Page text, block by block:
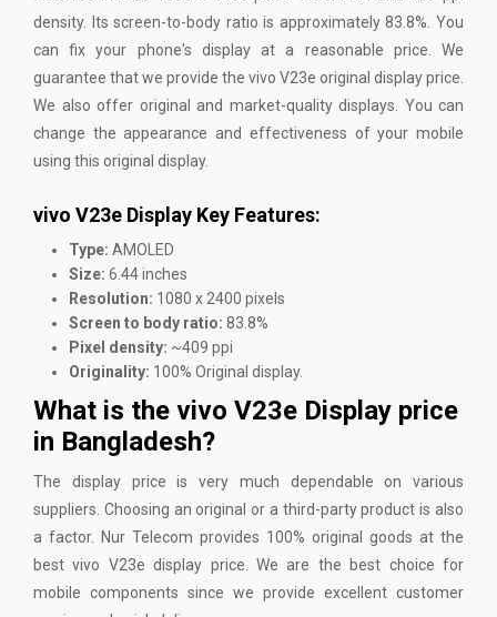
density. Its screen-to-body ratio is approximately 83.8%. You
can fix your phone's display at a reasonable price. We
guarantee that we provide the vivo V23e original display price.
We also offer original and market-quality displays. You can
change the appearance and effectiveness of your mobile
using this original display.
vivo V23e Display Key Features:
Type: AMOLED
Size: 6.44 inches
Resolution: 1080 x 2400 pixels
Screen to body ratio: 83.8%
Pixel density: ~409 ppi
Originality: 100% Original display.
What is the vivo V23e Display price
in Bangladesh?
The display price is very much dependable on various
suppliers. Choosing an original or a third-party product is also
a factor.
Nur Telecom provides 100% original goods at the
best vivo V23e display price. We are the best choice for
mobile components since we provide excellent customer